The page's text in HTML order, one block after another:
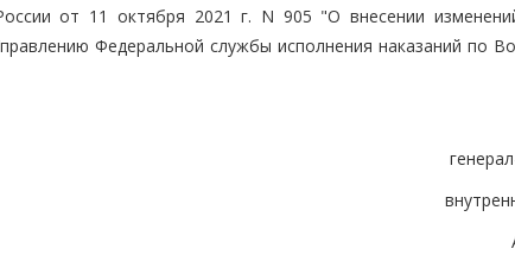
от 11 октября 2021 г. N 905 "О внесении
Федеральной службы исполнения наказаний по